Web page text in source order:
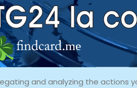
and analyzing the actions